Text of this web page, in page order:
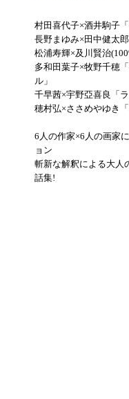
村田喜代子×酒井駒子
長野まゆみ×田中健太
松浦寿輝×及川賢治
多和田葉子×牧野千穂
ル」
千早茜×宇野亞喜良「ラ
穂村弘×ささめやゆき「
6人の作家×6人の画家
ョン
斬新な解釈による大人
話集!